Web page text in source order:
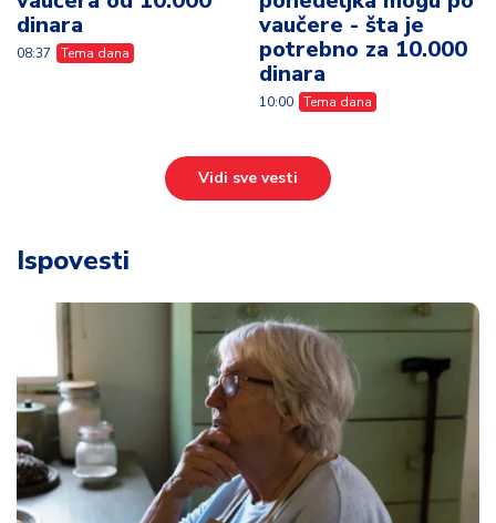
dinara
08:37 Tema dana
vaučere - šta je
potrebno za 10.000
dinara
10:00 Tema dana
Vidi sve vesti
Ispovesti